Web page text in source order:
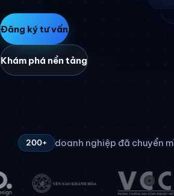
Chính sách chất lượng
Đăng ký tư vấn
Khám phá nền tảng
200+ doanh nghiệp đã chuyển